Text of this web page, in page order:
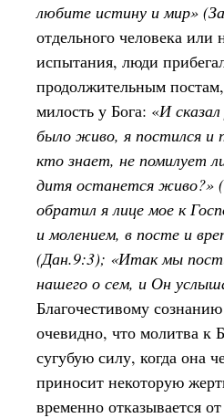
любите истину и мир»
отдельного человека или
испытания, люди
продолжительным
милость у Бога: «И
было живо, я постился и
кто знает, не помилует
дитя останется живо?»
обратил я лице мое к
и молением, в посте и
(Дан.9:3); «Итак мы
нашего о сем, и Он
Благочестивому
очевидно, что молитва к
сугубую силу, когда она
приносит некоторую
временно отказывается